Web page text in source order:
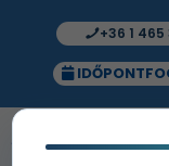
+36 1 465